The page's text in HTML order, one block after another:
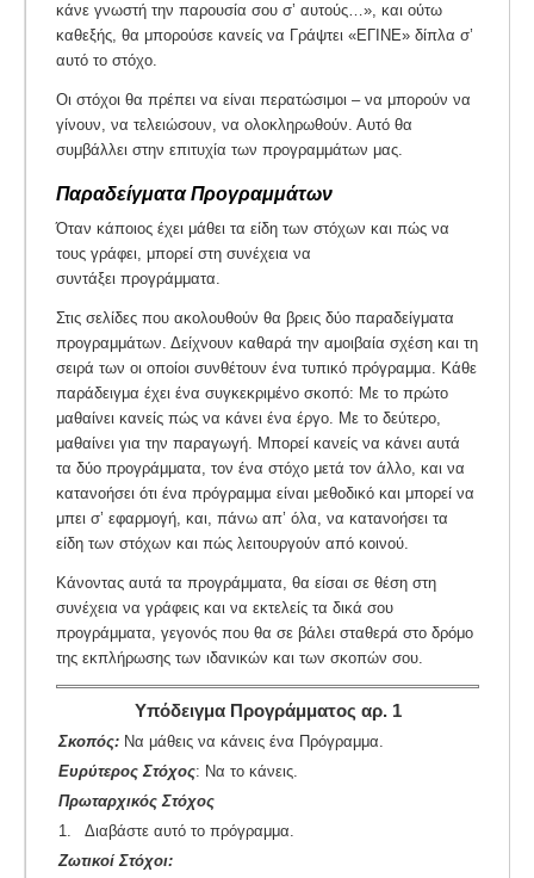
κάνε γνωστή την παρουσία σου σ’ αυτούς…», και ούτω
καθεξής, θα μπορούσε κανείς να Γράψτει «ΕΓΙΝΕ» δίπλα σ’
αυτό το στόχο.
Οι στόχοι θα πρέπει να είναι περατώσιμοι – να μπορούν να
γίνουν, να τελειώσουν, να ολοκληρωθούν. Αυτό θα
συμβάλλει στην επιτυχία των προγραμμάτων μας.
Παραδείγματα Προγραμμάτων
Όταν κάποιος έχει μάθει τα είδη των στόχων και πώς να
τους γράφει, μπορεί στη συνέχεια να
συντάξει προγράμματα.
Στις σελίδες που ακολουθούν θα βρεις δύο παραδείγματα
προγραμμάτων. Δείχνουν καθαρά την αμοιβαία σχέση και τη
σειρά των οι οποίοι συνθέτουν ένα τυπικό πρόγραμμα. Κάθε
παράδειγμα έχει ένα συγκεκριμένο σκοπό: Με το πρώτο
μαθαίνει κανείς πώς να κάνει ένα έργο. Με το δεύτερο,
μαθαίνει για την παραγωγή. Μπορεί κανείς να κάνει αυτά
τα δύο προγράμματα, τον ένα στόχο μετά τον άλλο, και να
κατανοήσει ότι ένα πρόγραμμα είναι μεθοδικό και μπορεί να
μπει σ’ εφαρμογή, και, πάνω απ’ όλα, να κατανοήσει τα
είδη των στόχων και πώς λειτουργούν από κοινού.
Κάνοντας αυτά τα προγράμματα, θα είσαι σε θέση στη
συνέχεια να γράφεις και να εκτελείς τα δικά σου
προγράμματα, γεγονός που θα σε βάλει σταθερά στο δρόμο
της εκπλήρωσης των ιδανικών και των σκοπών σου.
Υπόδειγμα Προγράμματος αρ. 1
Σκοπός: Να μάθεις να κάνεις ένα Πρόγραμμα.
Ευρύτερος Στόχος: Να το κάνεις.
Πρωταρχικός Στόχος
1.
Διαβάστε αυτό το πρόγραμμα.
Ζωτικοί Στόχοι: